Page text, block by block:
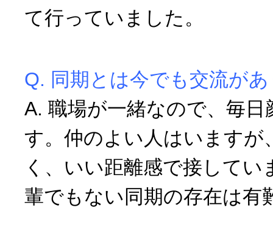
て行っていました。
Q. 同期とは今でも交流が
A. 職場が一緒なので、毎
す。仲のよい人はいますが
く、いい距離感で接してい
輩でもない同期の存在は有